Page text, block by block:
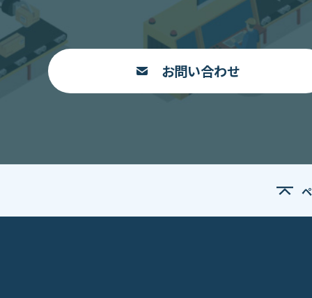
お問い合わせ